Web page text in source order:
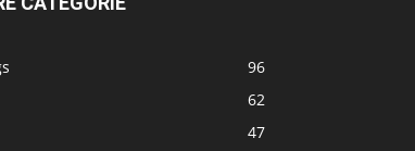
96
62
47